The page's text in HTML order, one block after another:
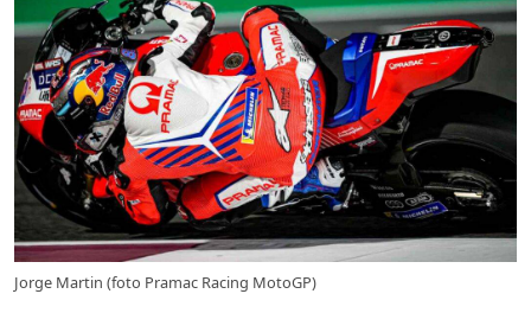
Jorge Martin (foto Pramac Racing MotoGP)